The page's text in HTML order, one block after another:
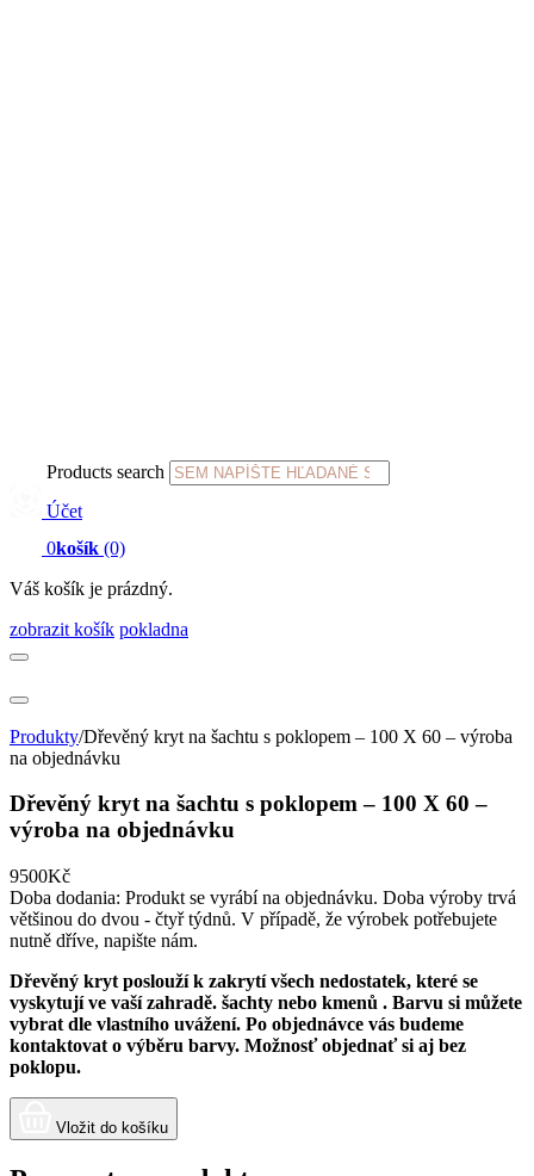
Products search
Účet
0košík (0)
Váš košík je prázdný.
zobrazit košík pokladna
Produkty/Dřevěný kryt na šachtu s poklopem – 100 X 60 – výroba
na objednávku
Dřevěný kryt na šachtu s poklopem – 100 X 60 –
výroba na objednávku
9500Kč
Doba dodania: Produkt se vyrábí na objednávku. Doba výroby trvá
většinou do dvou - čtyř týdnů. V případě, že výrobek potřebujete
nutně dříve, napište nám.
Dřevěný kryt poslouží k zakrytí všech nedostatek, které se
vyskytují ve vaší zahradě. šachty nebo kmenů . Barvu si můžete
vybrat dle vlastního uvážení. Po objednávce vás budeme
kontaktovat o výběru barvy. Možnosť objednať si aj bez
poklopu.
Vložit do košíku